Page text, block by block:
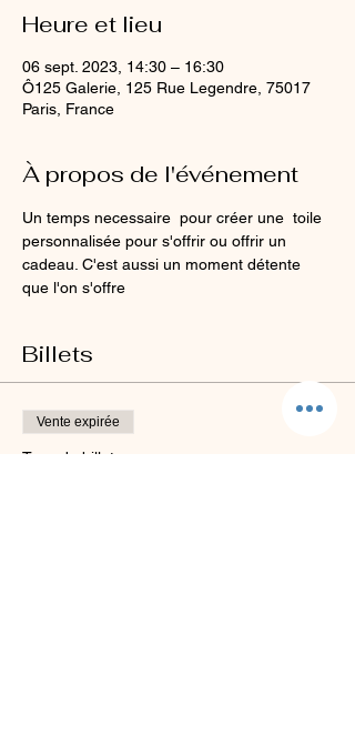
Heure et lieu
06 sept. 2023, 14:30 – 16:30
Ô125 Galerie, 125 Rue Legendre, 75017
Paris, France
À propos de l'événement
Un temps necessaire  pour créer une  toile
personnalisée pour s'offrir ou offrir un
cadeau. C'est aussi un moment détente
que l'on s'offre
Billets
Vente expirée
Type de billet